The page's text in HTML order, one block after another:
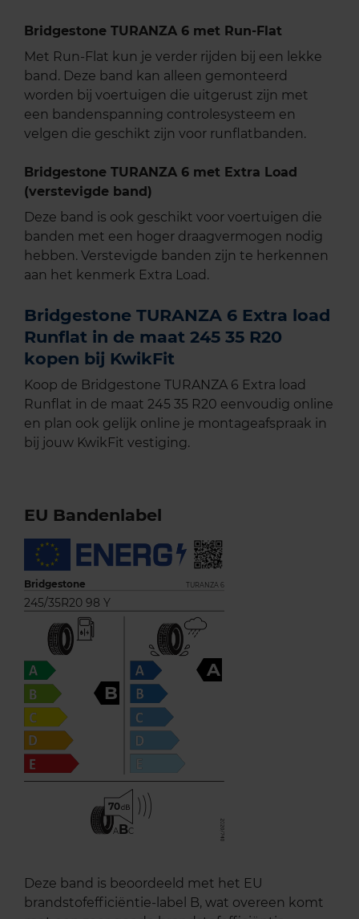
Bridgestone TURANZA 6 met Run-Flat
Met Run-Flat kun je verder rijden bij een lekke
band. Deze band kan alleen gemonteerd
worden bij voertuigen die uitgerust zijn met
een bandenspanning controlesysteem en
velgen die geschikt zijn voor runflatbanden.
Bridgestone TURANZA 6 met Extra Load
(verstevigde band)
Deze band is ook geschikt voor voertuigen die
banden met een hoger draagvermogen nodig
hebben. Verstevigde banden zijn te herkennen
aan het kenmerk Extra Load.
Bridgestone TURANZA 6 Extra load
Runflat in de maat 245 35 R20
kopen bij KwikFit
Koop de Bridgestone TURANZA 6 Extra load
Runflat in de maat 245 35 R20 eenvoudig online
en plan ook gelijk online je montageafspraak in
bij jouw KwikFit vestiging.
EU Bandenlabel
Bridgestone TURANZA 6
245/35R20 98 Y
B
A
70
ABC
Deze band is beoordeeld met het EU
brandstofefficiëntie-label B, wat overeen komt